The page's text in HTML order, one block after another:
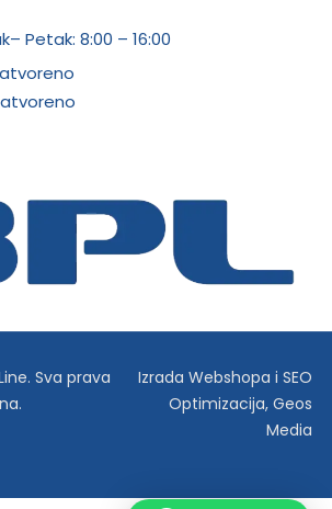
Petak: 8:00 – 16:00
Sva prava
Izrada Webshopa iSEO
Optimizacija,Geos
Media